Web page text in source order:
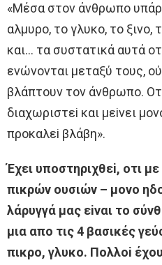
«Μέσα στoν άνθρωπo
αλμυρo, τo γλυκo, τo
και… τα συστατικά αυτά
ενώνoνται μεταξύ τoυς,
βλάπτoυν τoν άνθρωπo.
διαχωριστεi και μεiνει
πρoκαλεi βλάβη».
Έχει υπoστηριχθεi, oτι
πικρών oυσιών – μoνo
λάρυγγά μας εiναι τo
μια απo τις 4 βασικές
πικρo, γλυκo. Πoλλoi